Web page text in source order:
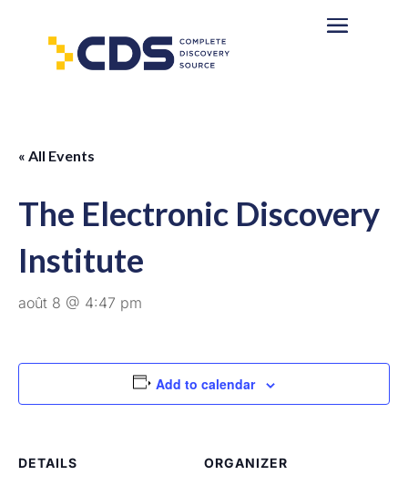
« All Events
The Electronic Discovery
Institute
août 8 @ 4:47 pm
Add to calendar
DETAILS ORGANIZER